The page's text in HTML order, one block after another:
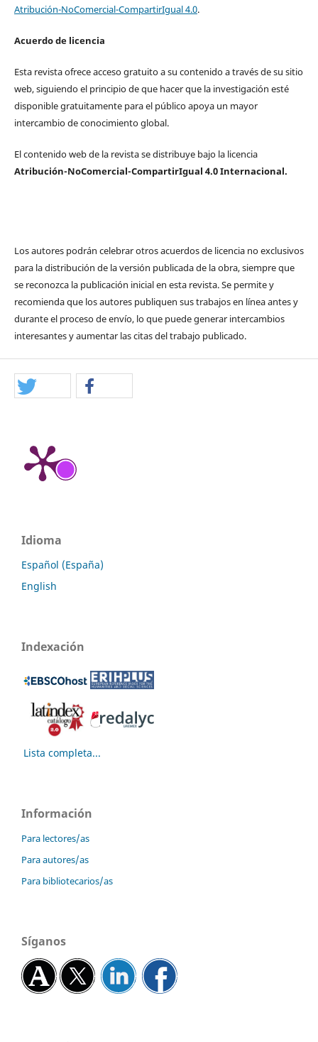
Atribución-NoComercial-CompartirIgual 4.0.
Acuerdo de licencia
Esta revista ofrece acceso gratuito a su contenido a través de su sitio
web, siguiendo el principio de que hacer que la investigación esté
disponible gratuitamente para el público apoya un mayor
intercambio de conocimiento global.
El contenido web de la revista se distribuye bajo la licencia
Atribución-NoComercial-CompartirIgual 4.0 Internacional.
Los autores podrán celebrar otros acuerdos de licencia no exclusivos
para la distribución de la versión publicada de la obra, siempre que
se reconozca la publicación inicial en esta revista. Se permite y
recomienda que los autores publiquen sus trabajos en línea antes y
durante el proceso de envío, lo que puede generar intercambios
interesantes y aumentar las citas del trabajo publicado.
Idioma
Español (España)
English
Indexación
Lista completa...
Información
Para lectores/as
Para autores/as
Para bibliotecarios/as
Síganos